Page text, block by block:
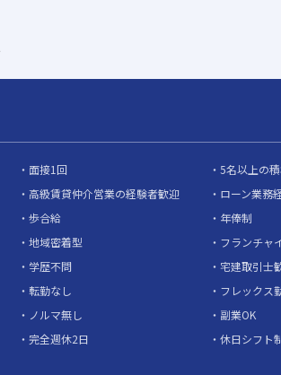
面接1回 5名以上の
高級賃貸仲介営業の経験者歓迎 ローン業務
歩合給 年俸制
地域密着型 フランチャ
学歴不問 宅建取引士
転勤なし フレックス
ノルマ無し 副業OK
完全週休2日 休日シフト